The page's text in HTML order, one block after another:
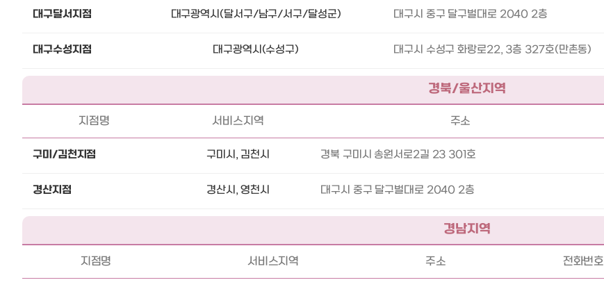
대구달서지점 대구광역시(달서구/남구/서구/달성군) 대구시 중구 달구벌대로 2040 2층
대구수성지점 대구광역시(수성구) 대구시 수성구 화랑로22, 3층 327호(만촌동)
경북/울산지역
지점명 서비스지역 주소
구미/김천지점 구미시, 김천시 경북 구미시 송원서로2길 23 301호
경산지점 경산시, 영천시 대구시 중구 달구벌대로 2040 2층
경남지역
지점명 서비스지역 주소 전화번호